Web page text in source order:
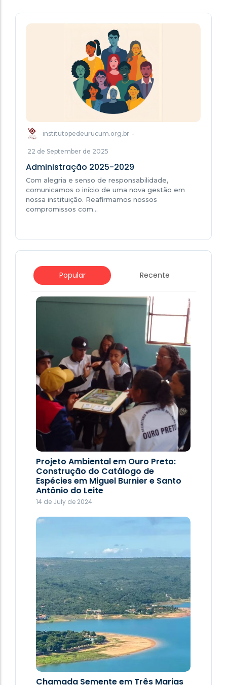
institutopedeurucum.org.br -
22 de September de 2025
Administração 2025-2029
Com alegria e senso de responsabilidade,
comunicamos o início de uma nova gestão em
nossa instituição. Reafirmamos nossos
compromissos com…
Popular Recente
Projeto Ambiental em Ouro Preto:
Construção do Catálogo de
Espécies em Miguel Burnier e Santo
Antônio do Leite
14 de July de 2024
Chamada Semente em Três Marias
Projeto Ambiental em Ouro Preto:
Construção do Catálogo de
Espécies em Miguel Burnier e Santo
Antônio do Leite
14 de July de 2024
Projeto Fauna e Flora de Ouro Preto: